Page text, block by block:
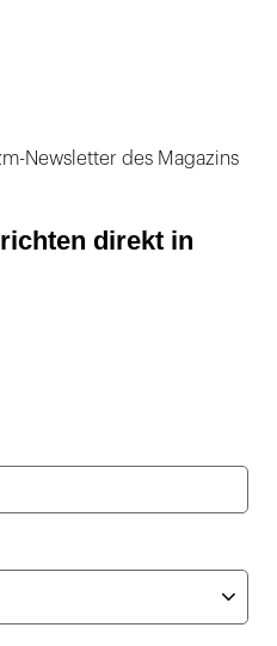
Newsletter des Magazins
direkt in